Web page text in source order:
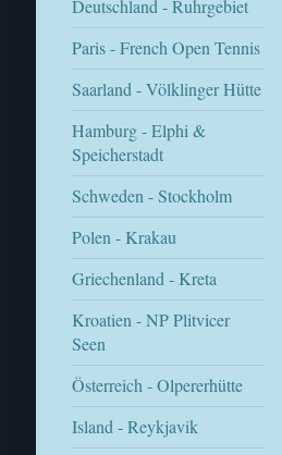
Deutschland - Ruhrgebiet
Paris - French Open Tennis
Saarland - Völklinger Hütte
Hamburg - Elphi &
Speicherstadt
Schweden - Stockholm
Polen - Krakau
Griechenland - Kreta
Kroatien - NP Plitvicer
Seen
Österreich - Olpererhütte
Island - Reykjavik